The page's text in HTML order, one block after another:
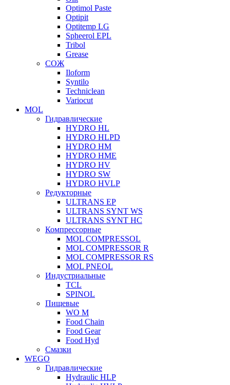
Optimol Paste
Optipit
Optitemp LG
Spheerol EPL
Tribol
Grease
СОЖ
Iloform
Syntilo
Techniclean
Variocut
MOL
Гидравлические
HYDRO HL
HYDRO HLPD
HYDRO HM
HYDRO HME
HYDRO HV
HYDRO SW
HYDRO HVLP
Редукторные
ULTRANS EP
ULTRANS SYNT WS
ULTRANS SYNT HC
Компрессорные
MOL COMPRESSOL
MOL COMPRESSOR R
MOL COMPRESSOR RS
MOL PNEOL
Индустриальные
TCL
SPINOL
Пищевые
WO M
Food Chain
Food Gear
Food Hyd
Смазки
WEGO
Гидравлические
Hydraulic HLP